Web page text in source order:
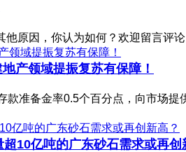
原因，你认为如何？欢迎留言评论
产领域提振复苏有保障！
准备金率0.5个百分点，向市场
10亿吨的广东砂石需求或再创